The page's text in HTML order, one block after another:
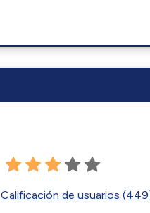
Calificación de usuarios